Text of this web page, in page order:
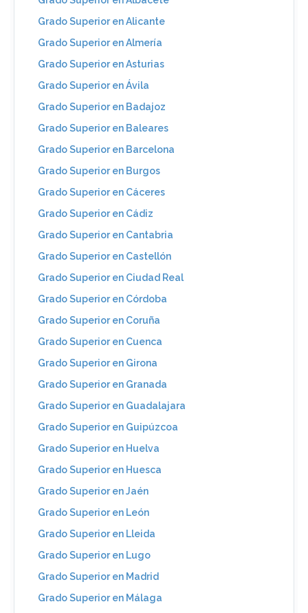
Grado Superior en Alicante
Grado Superior en Almería
Grado Superior en Asturias
Grado Superior en Ávila
Grado Superior en Badajoz
Grado Superior en Baleares
Grado Superior en Barcelona
Grado Superior en Burgos
Grado Superior en Cáceres
Grado Superior en Cádiz
Grado Superior en Cantabria
Grado Superior en Castellón
Grado Superior en Ciudad Real
Grado Superior en Córdoba
Grado Superior en Coruña
Grado Superior en Cuenca
Grado Superior en Girona
Grado Superior en Granada
Grado Superior en Guadalajara
Grado Superior en Guipúzcoa
Grado Superior en Huelva
Grado Superior en Huesca
Grado Superior en Jaén
Grado Superior en León
Grado Superior en Lleida
Grado Superior en Lugo
Grado Superior en Madrid
Grado Superior en Málaga